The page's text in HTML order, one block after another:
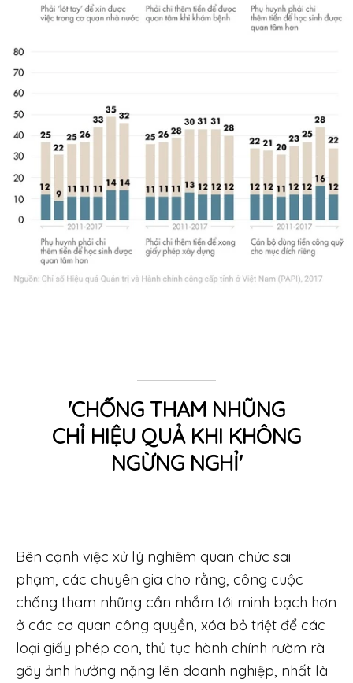
'CHỐNG THAM NHŨNG
CHỈ HIỆU QUẢ KHI KHÔNG
NGỪNG NGHỈ'
Bên cạnh việc xử lý nghiêm quan chức sai
phạm, các chuyên gia cho rằng, công cuộc
chống tham nhũng cần nhắm tới minh bạch hơn
ở các cơ quan công quyền, xóa bỏ triệt để các
loại giấy phép con, thủ tục hành chính rườm rà
gây ảnh hưởng nặng lên doanh nghiệp, nhất là